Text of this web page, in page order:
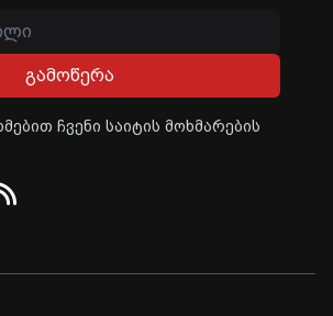
გამოწერა
ჩვენი საიტის მოხმარების